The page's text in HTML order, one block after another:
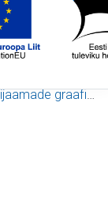
graafikud